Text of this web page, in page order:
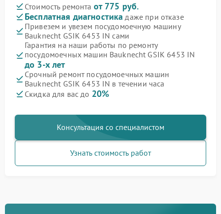
Стоимость ремонта от 775 руб.
Бесплатная диагностика даже при отказе
Привезем и увезем посудомоечную машину
Bauknecht GSIK 6453 IN сами
Гарантия на наши работы по ремонту
посудомоечных машин Bauknecht GSIK 6453 IN
до 3-х лет
Срочный ремонт посудомоечных машин
Bauknecht GSIK 6453 IN в течении часа
Скидка для вас до 20%
Консультация со специалистом
Узнать стоимость работ